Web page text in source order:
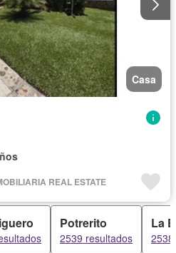
Casa
REAL ESTATE
Potrerito
2539 resultados
La